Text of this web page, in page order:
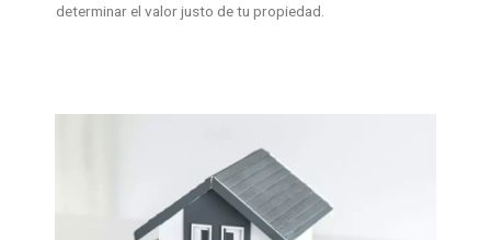
determinar el valor justo de tu propiedad.